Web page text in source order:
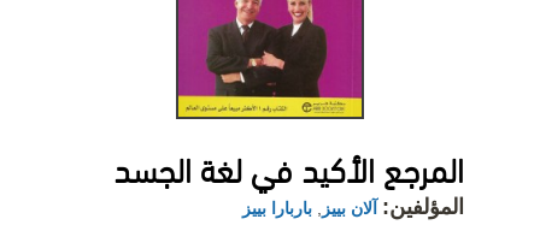
المرجع الأكيد في لغة الجسد
المؤلفين: آلان بييز باربارا بييز